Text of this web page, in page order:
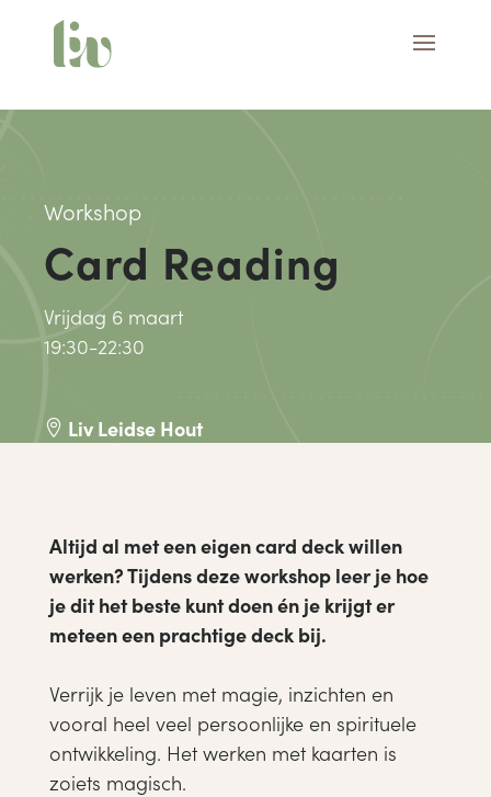
Workshop
Card Reading
Vrijdag 6 maart
19:30-22:30
 Liv Leidse Hout
Altijd al met een eigen card deck willen
werken? Tijdens deze workshop leer je hoe
je dit het beste kunt doen én je krijgt er
meteen een prachtige deck bij.
Verrijk je leven met magie, inzichten en
vooral heel veel persoonlijke en spirituele
ontwikkeling. Het werken met kaarten is
zoiets magisch.